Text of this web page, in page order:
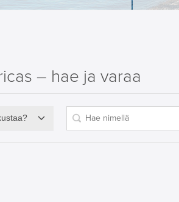
– hae ja varaa